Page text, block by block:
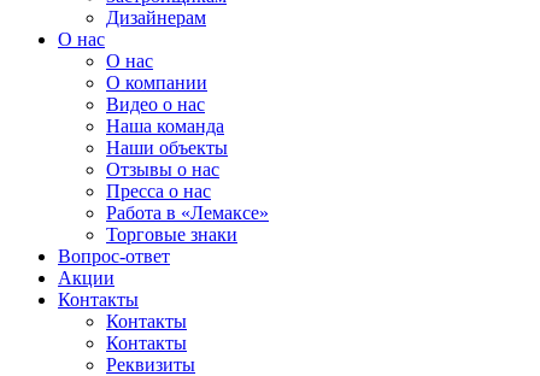
Дизайнерам
О нас
О нас
О компании
Видео о нас
Наша команда
Наши объекты
Отзывы о нас
Пресса о нас
Работа в «Лемаксе»
Торговые знаки
Вопрос-ответ
Акции
Контакты
Контакты
Контакты
Реквизиты